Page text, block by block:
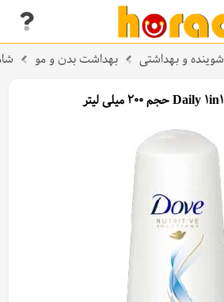
شوینده و بهداشتی بهداشت بدن و مو